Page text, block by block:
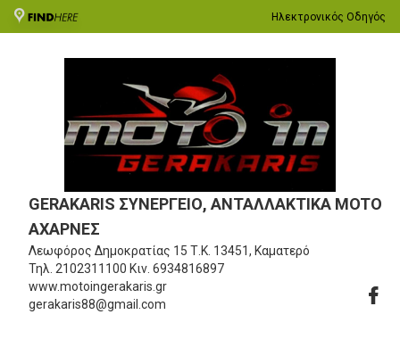
Ηλεκτρονικός Οδηγός
GERAKARIS ΣΥΝΕΡΓΕΙΟ, ΑΝΤΑΛΛΑΚΤΙΚΑ MOTO
ΑΧΑΡΝΕΣ
Λεωφόρος Δημοκρατίας 15 Τ.Κ. 13451, Καματερό
Τηλ. 2102311100 Κιν. 6934816897
www.motoingerakaris.gr
gerakaris88@gmail.com